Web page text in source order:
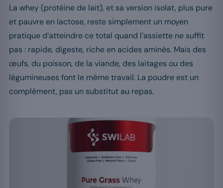
La whey (protéine de lait), et sa version isolat, plus pure
et pauvre en lactose, reste simplement un moyen
pratique d’atteindre ce total quand l’assiette ne suffit
pas : rapide, digeste, riche en acides aminés. Mais des
œufs, du poisson, de la viande, des laitages ou des
légumineuses font le même travail. La poudre est un
complément, pas un substitut au repas.